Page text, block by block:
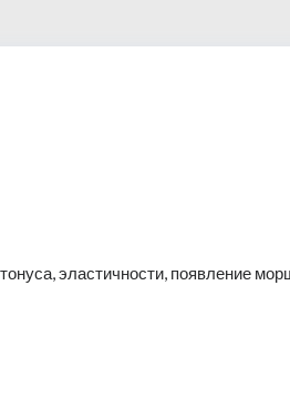
эластичности, появление